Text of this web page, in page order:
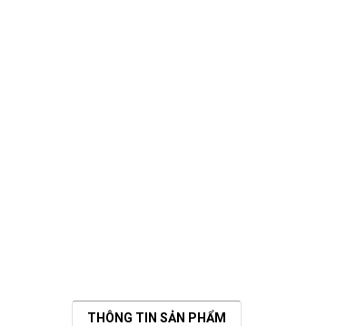
THÔNG TIN SẢN PHẨM